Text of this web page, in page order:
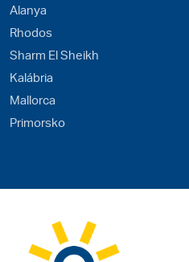
Alanya
Rhodos
Sharm El Sheikh
Kalábria
Mallorca
Primorsko